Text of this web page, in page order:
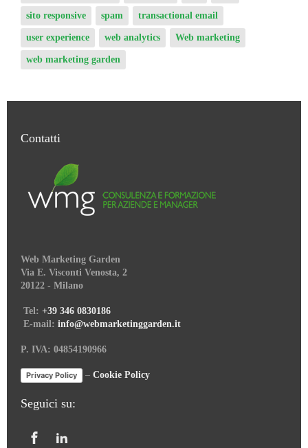
sito responsive spam transactional email
user experience web analytics Web marketing
web marketing garden
Contatti
Web Marketing Garden
Via E. Visconti Venosta, 2
20122 - Milano
Tel: +39 346 0830186
E-mail: info@webmarketinggarden.it
P. IVA: 04854190966
Privacy Policy – Cookie Policy
Seguici su: